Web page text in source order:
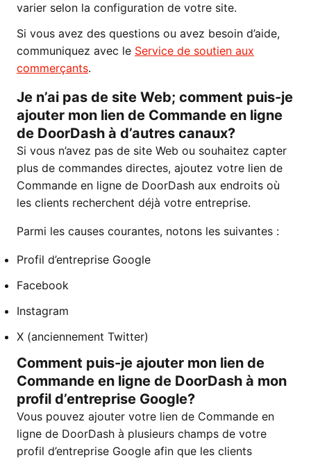
varier selon la configuration de votre site.
Si vous avez des questions ou avez besoin d’aide,
communiquez avec le Service de soutien aux
commerçants.
Je n’ai pas de site Web; comment puis-je
ajouter mon lien de Commande en ligne
de DoorDash à d’autres canaux?
Si vous n’avez pas de site Web ou souhaitez capter
plus de commandes directes, ajoutez votre lien de
Commande en ligne de DoorDash aux endroits où
les clients recherchent déjà votre entreprise.
Parmi les causes courantes, notons les suivantes :
Profil d’entreprise Google
Facebook
Instagram
X (anciennement Twitter)
Comment puis-je ajouter mon lien de
Commande en ligne de DoorDash à mon
profil d’entreprise Google?
Vous pouvez ajouter votre lien de Commande en
ligne de DoorDash à plusieurs champs de votre
profil d’entreprise Google afin que les clients